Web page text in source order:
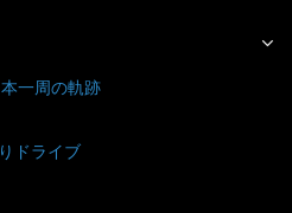
一周の軌跡
ドライブ